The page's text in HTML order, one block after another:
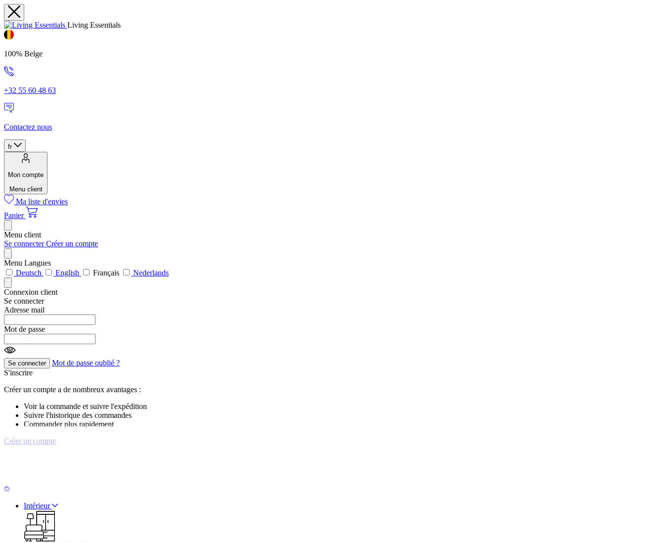
Living Essentials
100% Belge
+32 55 60 48 63
Contactez nous
fr
Mon compte
Menu client
Ma liste d'envies
Panier
Menu client
Se connecterCréer un compte
Menu Langues
Deutsch
English Français Nederlands
Connexion client
Se connecter
Adresse mail
Mot de passe
Se connecter
Mot de passe oublié ?
S'inscrire
Créer un compte a de nombreux avantages :
Voir la commande et suivre l'expédition
Suivre l'historique des commandes
Commander plus rapidement
Créer un compte
Intérieur